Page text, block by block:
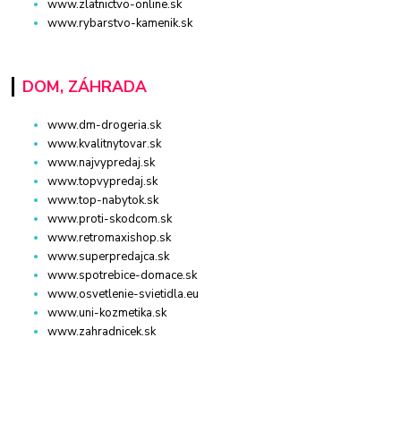
www.zlatnictvo-online.sk
www.rybarstvo-kamenik.sk
DOM, ZÁHRADA
www.dm-drogeria.sk
www.kvalitnytovar.sk
www.najvypredaj.sk
www.topvypredaj.sk
www.top-nabytok.sk
www.proti-skodcom.sk
www.retromaxishop.sk
www.superpredajca.sk
www.spotrebice-domace.sk
www.osvetlenie-svietidla.eu
www.uni-kozmetika.sk
www.zahradnicek.sk